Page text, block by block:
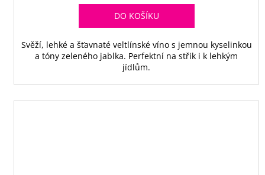
DO KOŠÍKU
Svěží, lehké a šťavnaté veltlínské víno s jemnou kyselinkou
a tóny zeleného jablka. Perfektní na střik i k lehkým
jídlům.